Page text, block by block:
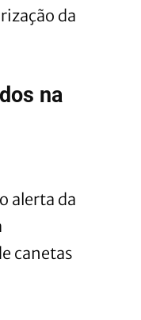
da
na
alerta da
canetas